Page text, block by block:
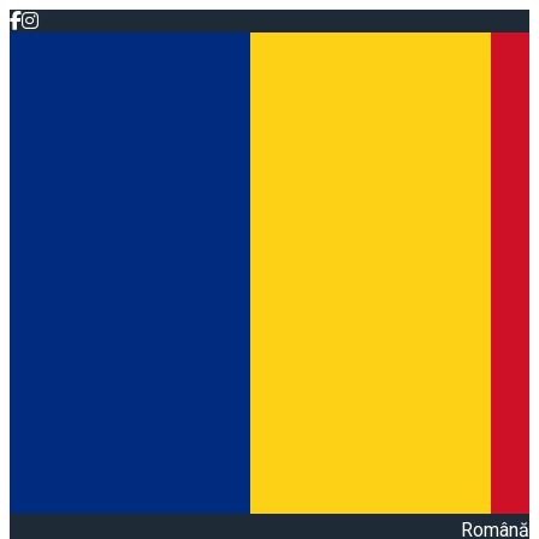
Română